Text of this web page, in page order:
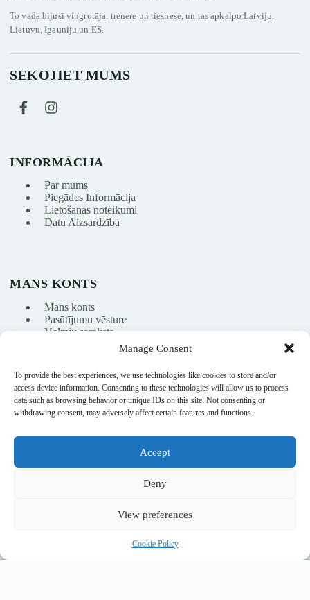
Manage Consent
To provide the best experiences, we use technologies like cookies to store and/or
access device information. Consenting to these technologies will allow us to process
data such as browsing behavior or unique IDs on this site. Not consenting or
withdrawing consent, may adversely affect certain features and functions.
Accept
Deny
View preferences
Cookie Policy
To vada bijusī vingrotāja, trenere un tiesnese, un tas apkalpo Latviju,
Lietuvu, Igauniju un ES.
SEKOJIET MUMS
INFORMĀCIJA
Par mums
Piegādes Informācija
Lietošanas noteikumi
Datu Aizsardzība
MANS KONTS
Mans konts
Pasūtījumu vēsture
Vēlmju saraksts
info@nikasport.eu
+371 28228266
© 2015–2026 · Mākslas vingrošanas veikals · NikaSport.eu · SIA